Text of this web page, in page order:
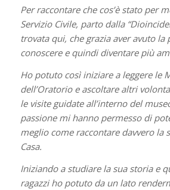
Per raccontare che cos’è stato per
Servizio Civile, parto dalla
trovata qui, che grazia aver avuto
conoscere e quindi diventare più
Ho potuto così iniziare a leggere le
dell’Oratorio e ascoltare altri
le visite guidate all’interno del
passione mi hanno permesso di
meglio come raccontare davvero la
Casa.
Iniziando a studiare la sua storia e
ragazzi ho potuto da un lato